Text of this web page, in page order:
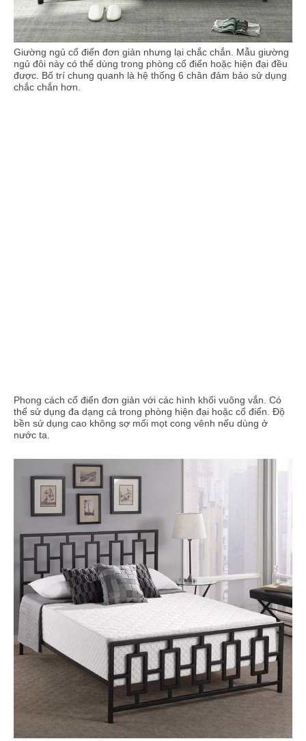
Giường ngủ cổ điển đơn giản nhưng lại chắc chắn. Mẫu giường
ngủ đôi này có thể dùng trong phòng cổ điển hoặc hiện đại đều
được. Bố trí chung quanh là hệ thống 6 chân đảm bảo sử dụng
chắc chắn hơn.
Phong cách cổ điển đơn giản với các hình khối vuông vắn. Có
thể sử dụng đa dạng cả trong phòng hiện đại hoặc cổ điển. Độ
bền sử dụng cao không sợ mối mọt cong vênh nếu dùng ở
nước ta.